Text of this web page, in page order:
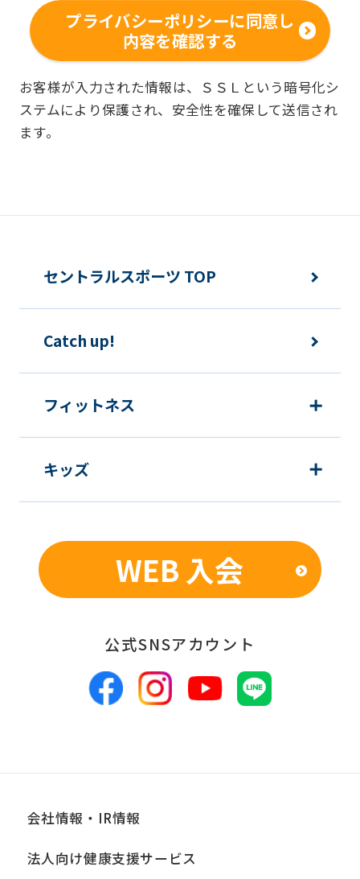
客様の個人情報を収集いたします。
■個人情報の利用
お客様からお預かりした個人情報は、以
下の目的で使用させて頂きます。また、
違法または不当な行為を助長し、または
ご利用上の諸連絡や利用状況の確認の
む）等、新商品・サービスの立案・開
発・実施のため
新商品・サービスやイベント情報を含
個人を特定できないよう加工したうえ
での統計的なデータの作成、活用、公
■個人情報の管理
当社は、お客様からお預かりした個人情
ざん、紛失等がないよう適正な管理に努
めます。当社において安全管理のために
講じている措置の内容については、本プ
■個人情報の開示
当社は、お客様からお預かりした個人情
プライバシーポリシーに同意し
内容を確認する
お客様が入力された情報は、ＳＳＬという暗号化シ
ステムにより保護され、安全性を確保して送信され
ます。
セントラルスポーツ TOP
Catch up!
フィットネス
キッズ
WEB 入会
公式SNSアカウント
会社情報・IR情報
法人向け健康支援サービス